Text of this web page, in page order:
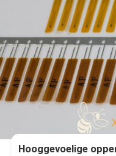
Hooggevoelige